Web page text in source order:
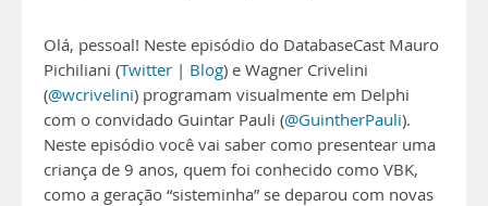
Olá, pessoal! Neste episódio do DatabaseCast Mauro
Pichiliani (Twitter | Blog) e Wagner Crivelini
(@wcrivelini) programam visualmente em Delphi
com o convidado Guintar Pauli (@GuintherPauli).
Neste episódio você vai saber como presentear uma
criança de 9 anos, quem foi conhecido como VBK,
como a geração “sisteminha” se deparou com novas